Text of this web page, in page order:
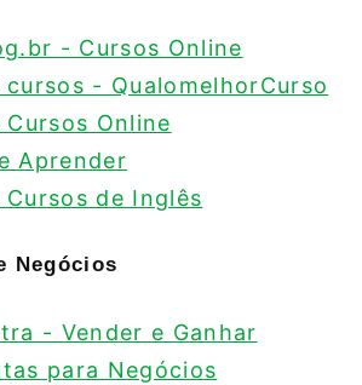
- Cursos Online
cursos - QualomelhorCurso
Online
Aprender
Cursos de Inglês
Negócios
- Vender e Ganhar
para Negócios